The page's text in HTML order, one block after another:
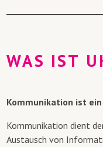
Telefonische
Online-
WAS IST
Kommunikation ist
Kommunikation dient
Austausch von